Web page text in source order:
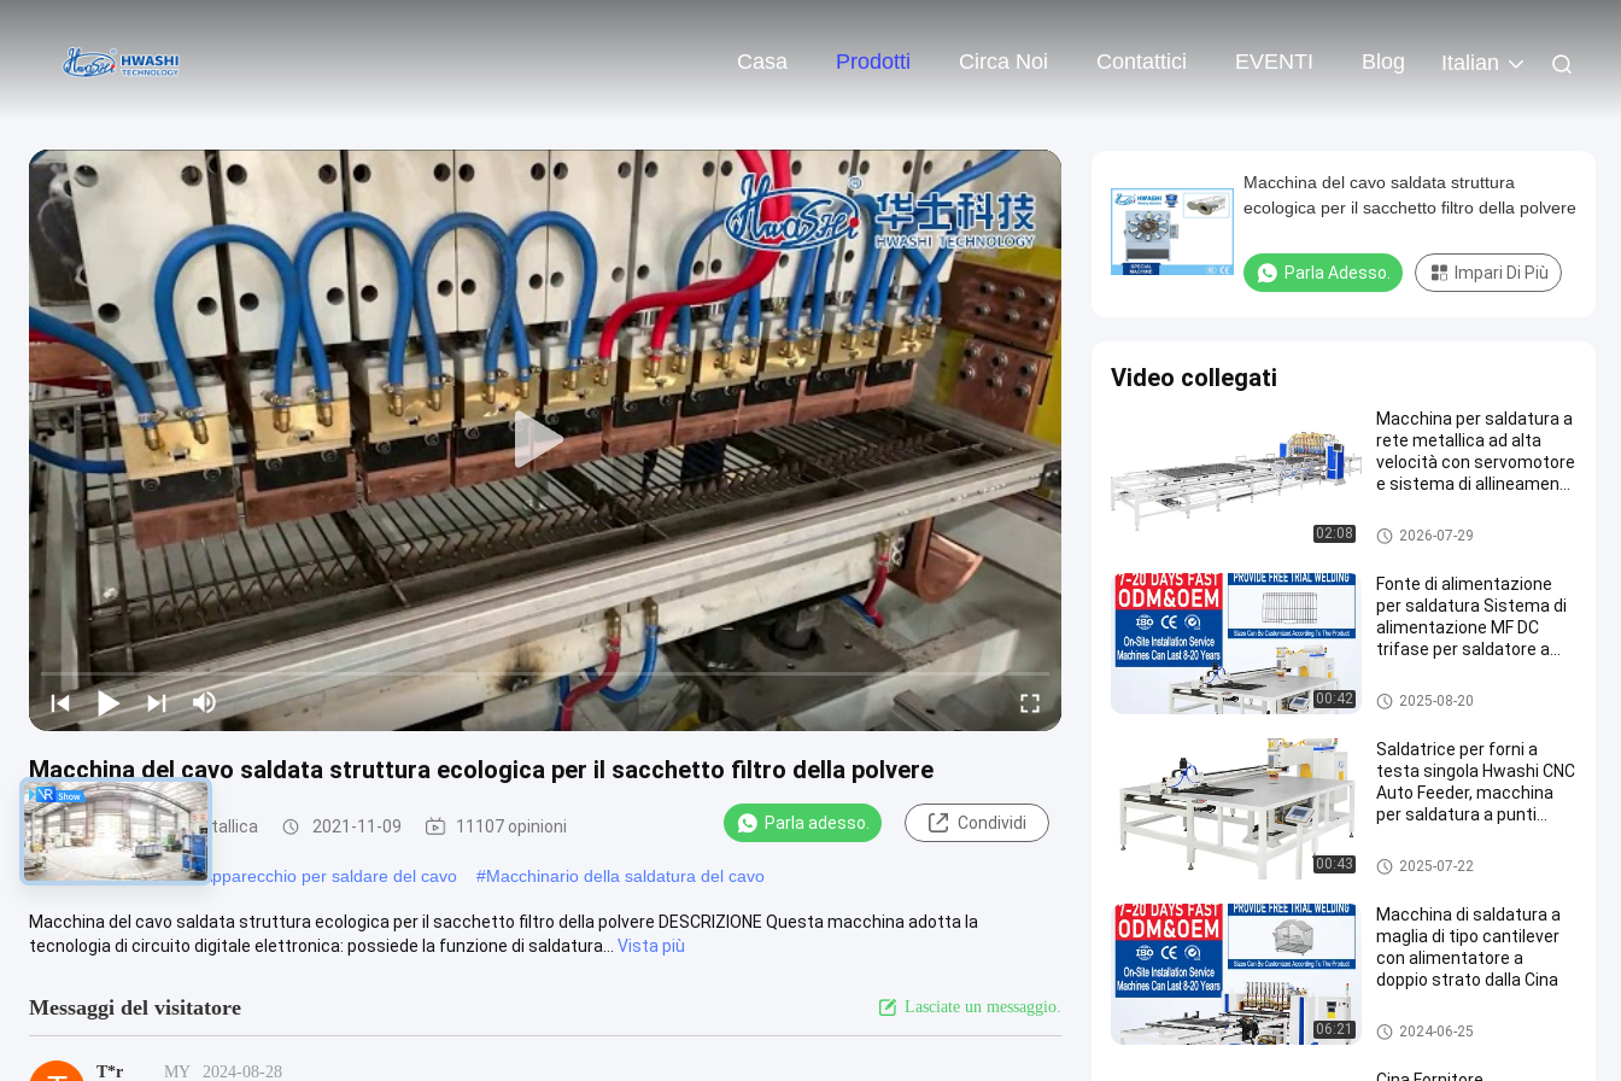
Casa Prodotti Circa Noi Contattici EVENTI Blog Italian
Macchina del cavo saldata struttura ecologica per il sacchetto filtro della polvere
Saldatrice a rete metallica 2021-11-09 11107 opinioni Parla adesso. Condividi
#saldatori del cavo #Apparecchio per saldare del cavo #Macchinario della saldatura del cavo
Macchina del cavo saldata struttura ecologica per il sacchetto filtro della polvere DESCRIZIONE Questa macchina adotta la
tecnologia di circuito digitale elettronica: possiede la funzione di saldatura...
Vista più
Messaggi del visitatore Lasciate un messaggio.
T*r MY 2024-08-28
Macchina del cavo saldata struttura
ecologica per il sacchetto filtro della polvere
Parla Adesso. Impari Di Più
Video collegati
02:08
Macchina per saldatura a
rete metallica ad alta
velocità con servomotore
e sistema di allineamento
produzione rapida
Saldatrice a rete metallica
2026-07-29
00:42
Fonte di alimentazione
per saldatura Sistema di
alimentazione MF DC
trifase per saldatore a
Saldatrice a rete metallica
2025-08-20
00:43
Saldatrice per forni a
testa singola Hwashi CNC
Auto Feeder, macchina
per saldatura a punti
metallica/scaffali da
cucina
Saldatrice a rete metallica
2025-07-22
06:21
Macchina di saldatura a
maglia di tipo cantilever
con alimentatore a
doppio strato dalla Cina
Saldatrice a rete metallica
2024-06-25